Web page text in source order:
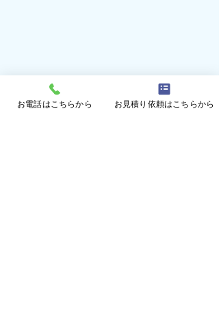
お電話はこちらから お見積り依頼はこちらから